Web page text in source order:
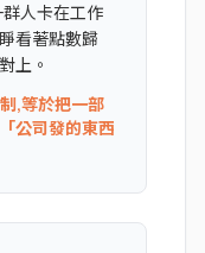
人卡在工作
看著點數歸
上。
,等於把一部
公司發的東西